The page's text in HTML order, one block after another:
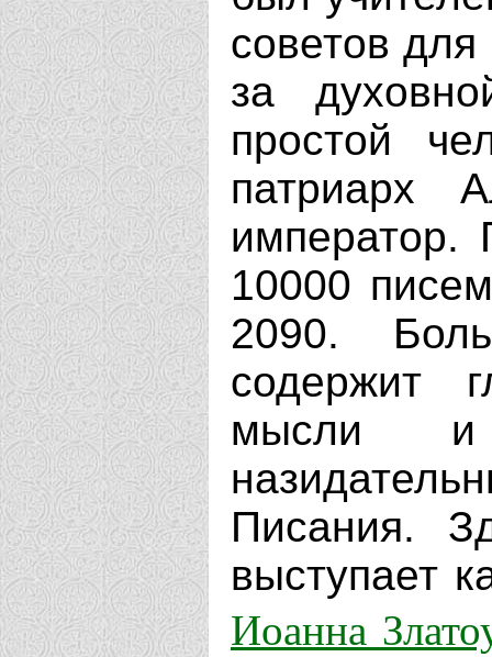
советов
за
простой
патриарх
император.
10000
2090.
содержит
мысли и
Писания.
выступает
Иоанна